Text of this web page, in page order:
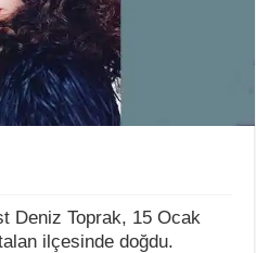
Deniz Toprak, 15 Ocak
ilçesinde doğdu.